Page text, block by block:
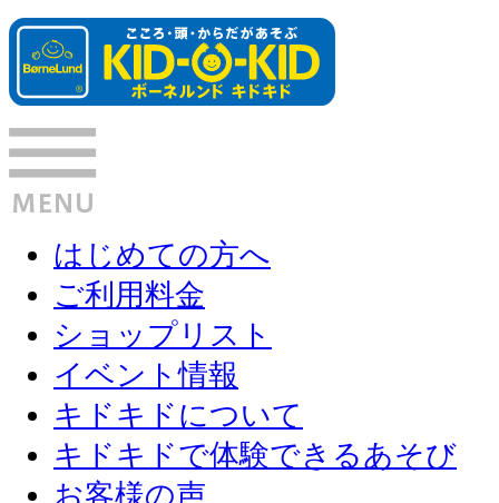
はじめての方へ
ご利用料金
ショップリスト
イベント情報
キドキドについて
キドキドで体験できるあそび
お客様の声